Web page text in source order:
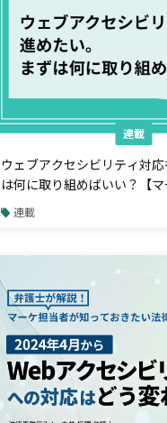
連載
ウェブアクセシビリティ対
は何に取り組めばいい？【
Q&A】
連載